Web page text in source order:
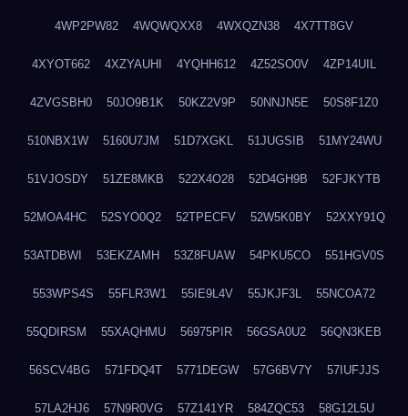
4WP2PW82 4WQWQXX8 4WXQZN38 4X7TT8GV
4XYOT662 4XZYAUHI 4YQHH612 4Z52SO0V 4ZP14UIL
4ZVGSBH0 50JO9B1K 50KZ2V9P 50NNJN5E 50S8F1Z0
510NBX1W 5160U7JM 51D7XGKL 51JUGSIB 51MY24WU
51VJOSDY 51ZE8MKB 522X4O28 52D4GH9B 52FJKYTB
52MOA4HC 52SYO0Q2 52TPECFV 52W5K0BY 52XXY91Q
53ATDBWI 53EKZAMH 53Z8FUAW 54PKU5CO 551HGV0S
553WPS4S 55FLR3W1 55IE9L4V 55JKJF3L 55NCOA72
55QDIRSM 55XAQHMU 56975PIR 56GSA0U2 56QN3KEB
56SCV4BG 571FDQ4T 5771DEGW 57G6BV7Y 57IUFJJS
57LA2HJ6 57N9R0VG 57Z141YR 584ZQC53 58G12L5U